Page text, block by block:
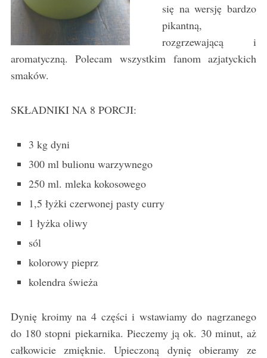
się na wersję bardzo
pikantną,
rozgrzewającą i
aromatyczną. Polecam wszystkim fanom azjatyckich
smaków.
SKŁADNIKI NA 8 PORCJI:
3 kg dyni
300 ml bulionu warzywnego
250 ml. mleka kokosowego
1,5 łyżki czerwonej pasty curry
1 łyżka oliwy
sól
kolorowy pieprz
kolendra świeża
Dynię kroimy na 4 części i wstawiamy do nagrzanego
do 180 stopni piekarnika. Pieczemy ją ok. 30 minut, aż
całkowicie zmięknie. Upieczoną dynię obieramy ze